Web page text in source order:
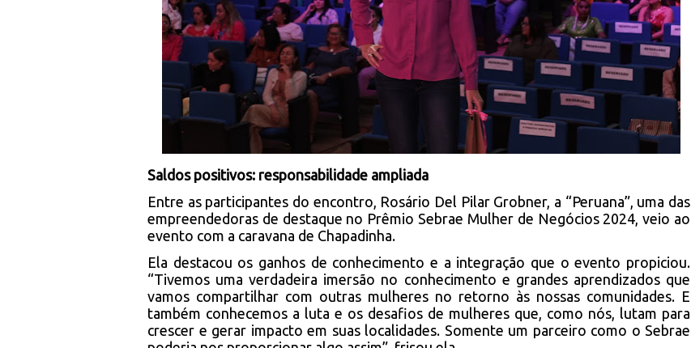
Saldos positivos: responsabilidade ampliada
Entre as participantes do encontro, Rosário Del Pilar Grobner, a “Peruana”, uma das
empreendedoras de destaque no Prêmio Sebrae Mulher de Negócios 2024, veio ao
evento com a caravana de Chapadinha.
Ela destacou os ganhos de conhecimento e a integração que o evento propiciou.
“Tivemos uma verdadeira imersão no conhecimento e grandes aprendizados que
vamos compartilhar com outras mulheres no retorno às nossas comunidades. E
também conhecemos a luta e os desafios de mulheres que, como nós, lutam para
crescer e gerar impacto em suas localidades. Somente um parceiro como o Sebrae